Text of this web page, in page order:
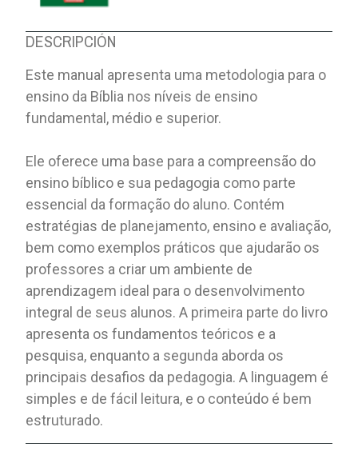
DESCRIPCIÓN
Este manual apresenta uma metodologia para o
ensino da Bíblia nos níveis de ensino
fundamental, médio e superior.
Ele oferece uma base para a compreensão do
ensino bíblico e sua pedagogia como parte
essencial da formação do aluno. Contém
estratégias de planejamento, ensino e avaliação,
bem como exemplos práticos que ajudarão os
professores a criar um ambiente de
aprendizagem ideal para o desenvolvimento
integral de seus alunos. A primeira parte do livro
apresenta os fundamentos teóricos e a
pesquisa, enquanto a segunda aborda os
principais desafios da pedagogia. A linguagem é
simples e de fácil leitura, e o conteúdo é bem
estruturado.